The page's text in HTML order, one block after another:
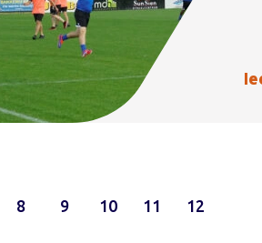
8 9 10 11 12